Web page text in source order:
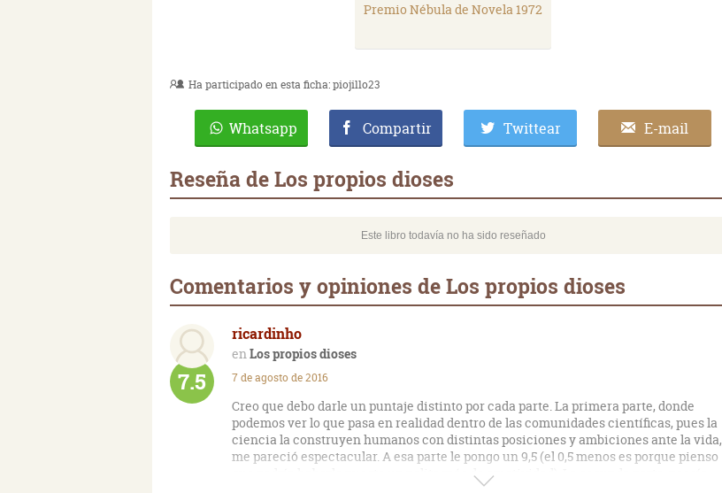
Premio Nébula de Novela 1972
Ha participado en esta ficha:piojillo23
Whatsapp Compartir Twittear E-mail
Reseña de Los propios dioses
Este libro todavía no ha sido reseñado
Comentarios y opiniones de Los propios dioses
ricardinho
Los propios dioses
7.5 7 de agosto de 2016
Creo que debo darle un puntaje distinto por cada parte. La primera parte, donde
podemos ver lo que pasa en realidad dentro de las comunidades científicas, pues la
ciencia la construyen humanos con distintas posiciones y ambiciones ante la vida,
me pareció espectacular. A esa parte le pongo un 9,5 (el 0,5 menos es porque pienso
que podría haberle puesto un pelito más de emotividad). La segunda parte, poesía